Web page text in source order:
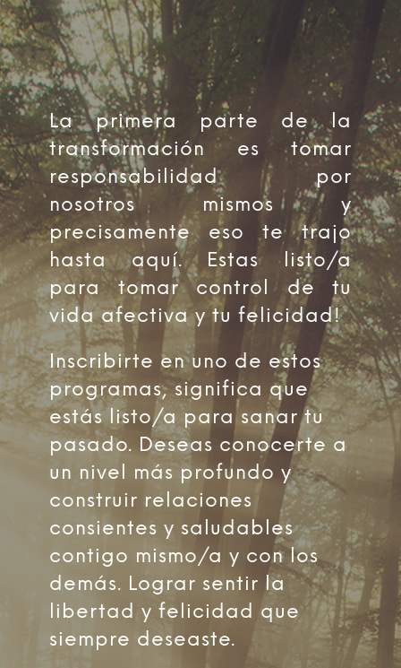
La primera parte de la
transformación es tomar
responsabilidad por
nosotros mismos y
precisamente eso te trajo
hasta aquí. Estas listo/a
para tomar control de tu
vida afectiva y tu felicidad!
Inscribirte en uno de estos
programas, significa que
estás listo/a para sanar tu
pasado. Deseas conocerte a
un nivel más profundo y
construir relaciones
consientes y saludables
contigo mismo/a y con los
demás. Lograr sentir la
libertad y felicidad que
siempre deseaste.